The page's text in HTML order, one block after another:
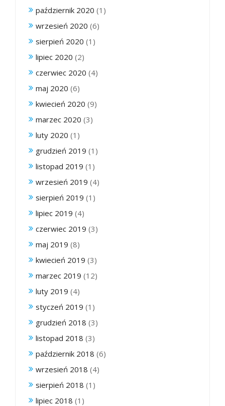
październik 2020 (1)
wrzesień 2020 (6)
sierpień 2020 (1)
lipiec 2020 (2)
czerwiec 2020 (4)
maj 2020 (6)
kwiecień 2020 (9)
marzec 2020 (3)
luty 2020 (1)
grudzień 2019 (1)
listopad 2019 (1)
wrzesień 2019 (4)
sierpień 2019 (1)
lipiec 2019 (4)
czerwiec 2019 (3)
maj 2019 (8)
kwiecień 2019 (3)
marzec 2019 (12)
luty 2019 (4)
styczeń 2019 (1)
grudzień 2018 (3)
listopad 2018 (3)
październik 2018 (6)
wrzesień 2018 (4)
sierpień 2018 (1)
lipiec 2018 (1)